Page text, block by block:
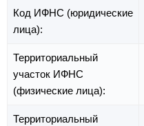
Код ИФНС (юридические
лица):
Территориальный
участок ИФНС
(физические лица):
Территориальный